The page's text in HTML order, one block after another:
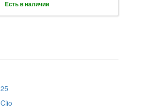
Есть в наличии
25
Clio